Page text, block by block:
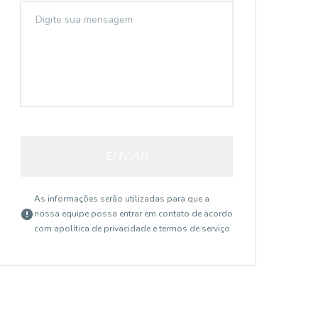
As informações serão utilizadas para que a
nossa equipe possa entrar em contato de acordo
com apolítica de privacidade e termos de serviço